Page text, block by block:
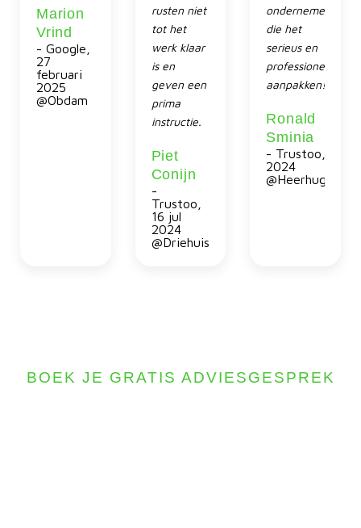
Marion
Vrind
- Google,
27
februari
2025
@Obdam
rusten niet
tot het
werk klaar
is en
geven een
prima
instructie.
Piet
Conijn
-
Trustoo,
16 jul
2024
@Driehuis
ondernemers
die het
serieus en
professioneel
aanpakken!!!
Ronald
Sminia
- Trustoo, 21
2024
BOEK JE GRATIS ADVIESGESPREK